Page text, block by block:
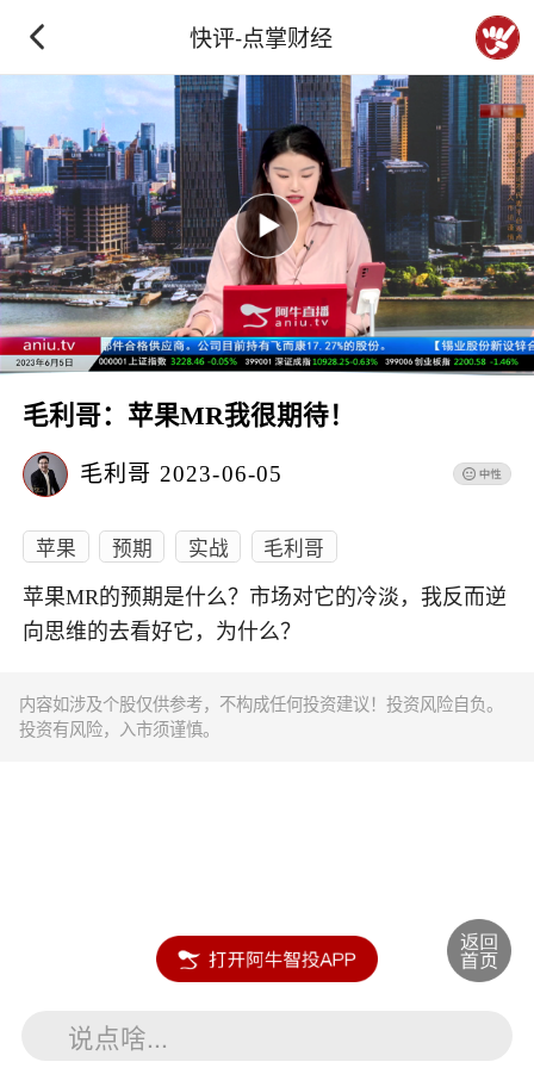
快评-点掌财经
毛利哥：苹果MR我很期待！
毛利哥 2023-06-05
苹果 预期 实战 毛利哥
苹果MR的预期是什么？市场对它的冷淡，我反而逆
向思维的去看好它，为什么？
内容如涉及个股仅供参考，不构成任何投资建议！投资风险自负。
投资有风险，入市须谨慎。
说点啥...